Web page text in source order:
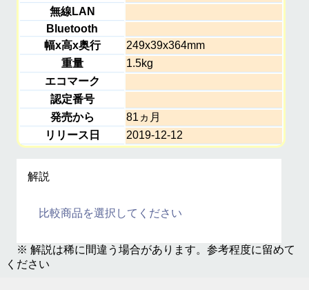
無線LAN
Bluetooth
幅x高x奥行
249x39x364mm
重量
1.5kg
エコマーク
認定番号
発売から
81ヵ月
リリース日
2019-12-12
解説
比較商品を選択してください
※ 解説は稀に間違う場合があります。参考程度に留めて
ください